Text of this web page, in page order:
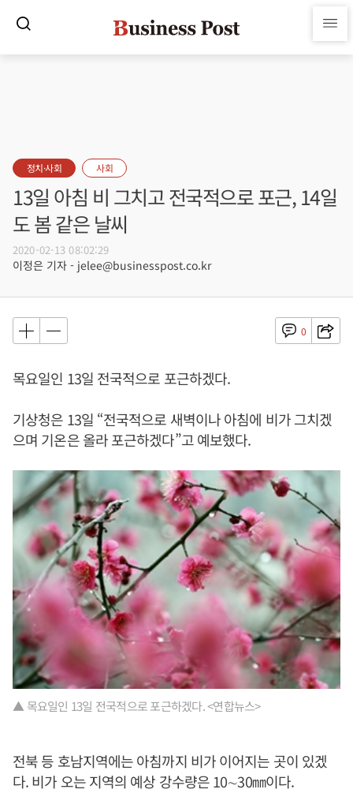
정치·사회 사회
13일 아침 비 그치고 전국적으로 포근, 14일
도 봄 같은 날씨
2020-02-13 08:02:29
이정은 기자 - jelee@businesspost.co.kr
0
목요일인 13일 전국적으로 포근하겠다.
기상청은 13일 “전국적으로 새벽이나 아침에 비가 그치겠
으며 기온은 올라 포근하겠다”고 예보했다.
▲ 목요일인 13일 전국적으로 포근하겠다. <연합뉴스>
전북 등 호남지역에는 아침까지 비가 이어지는 곳이 있겠
다. 비가 오는 지역의 예상 강수량은 10∼30㎜이다.